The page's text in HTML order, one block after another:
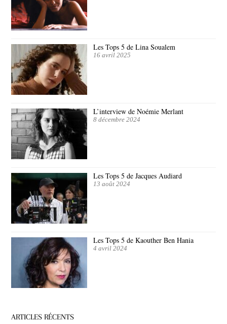
Les Tops 5 de Lina Soualem
16 avril 2025
L’interview de Noémie Merlant
8 décembre 2024
Les Tops 5 de Jacques Audiard
13 août 2024
Les Tops 5 de Kaouther Ben Hania
4 avril 2024
ARTICLES RÉCENTS